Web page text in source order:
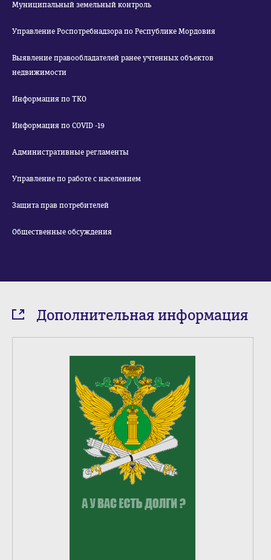
Муниципальный земельный контроль
Управление Роспотребнадзора по Республике Мордовия
Выявление правообладателей ранее учтенных объектов
недвижимости
Информация по ТКО
Информация по COVID -19
Административные регламенты
Управление по работе с населением
Защита прав потребителей
Общественные обсуждения
Дополнительная информация